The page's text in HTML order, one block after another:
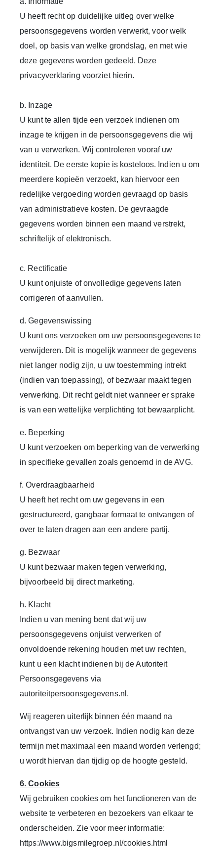
U heeft recht op duidelijke uitleg over welke
persoonsgegevens worden verwerkt, voor welk
doel, op basis van welke grondslag, en met wie
deze gegevens worden gedeeld. Deze
privacyverklaring voorziet hierin.
b. Inzage
U kunt te allen tijde een verzoek indienen om
inzage te krijgen in de persoonsgegevens die wij
van u verwerken. Wij controleren vooraf uw
identiteit. De eerste kopie is kosteloos. Indien u om
meerdere kopieën verzoekt, kan hiervoor een
redelijke vergoeding worden gevraagd op basis
van administratieve kosten. De gevraagde
gegevens worden binnen een maand verstrekt,
schriftelijk of elektronisch.
c. Rectificatie
U kunt onjuiste of onvolledige gegevens laten
corrigeren of aanvullen.
d. Gegevenswissing
U kunt ons verzoeken om uw persoonsgegevens te
verwijderen. Dit is mogelijk wanneer de gegevens
niet langer nodig zijn, u uw toestemming intrekt
(indien van toepassing), of bezwaar maakt tegen
verwerking. Dit recht geldt niet wanneer er sprake
is van een wettelijke verplichting tot bewaarplicht.
e. Beperking
U kunt verzoeken om beperking van de verwerking
in specifieke gevallen zoals genoemd in de AVG.
f. Overdraagbaarheid
U heeft het recht om uw gegevens in een
gestructureerd, gangbaar formaat te ontvangen of
over te laten dragen aan een andere partij.
g. Bezwaar
U kunt bezwaar maken tegen verwerking,
bijvoorbeeld bij direct marketing.
h. Klacht
Indien u van mening bent dat wij uw
persoonsgegevens onjuist verwerken of
onvoldoende rekening houden met uw rechten,
kunt u een klacht indienen bij de Autoriteit
Persoonsgegevens via
autoriteitpersoonsgegevens.nl.
Wij reageren uiterlijk binnen één maand na
ontvangst van uw verzoek. Indien nodig kan deze
termijn met maximaal een maand worden verlengd;
u wordt hiervan dan tijdig op de hoogte gesteld.
6. Cookies
Wij gebruiken cookies om het functioneren van de
website te verbeteren en bezoekers van elkaar te
onderscheiden. Zie voor meer informatie:
https://www.bigsmilegroep.nl/cookies.html